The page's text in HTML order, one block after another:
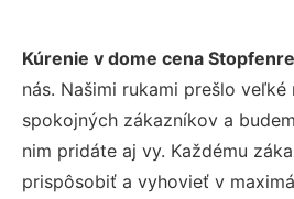
Kúrenie v dome cena
nás. Našimi rukami prešlo veľké
spokojných zákazníkov a
nim pridáte aj vy. Každému
prispôsobiť a vyhovieť v